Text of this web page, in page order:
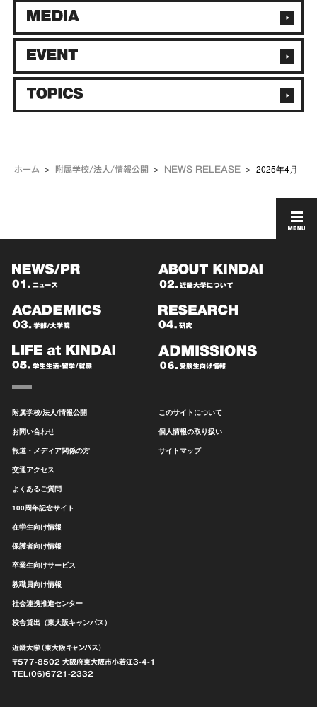
ホーム 附属学校/法人/情報公開 NEWS RELEASE 2025年4月
附属学校/法人/情報公開
お問い合わせ
報道・メディア関係の方
交通アクセス
よくあるご質問
100周年記念サイト
在学生向け情報
保護者向け情報
卒業生向けサービス
教職員向け情報
社会連携推進センター
校舎貸出（東大阪キャンパス）
このサイトについて
個人情報の取り扱い
サイトマップ
近畿大学（東大阪キャンパス）
〒577-8502 大阪府東大阪市小若江3-4-1
TEL(06)6721-2332